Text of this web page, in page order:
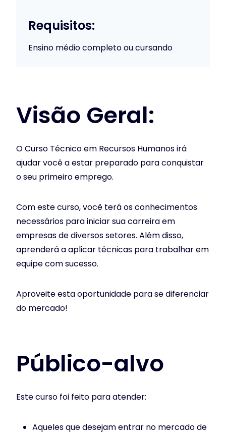
Requisitos:
Ensino médio completo ou cursando
Visão Geral:
O Curso Técnico em Recursos Humanos irá
ajudar você a estar preparado para conquistar
o seu primeiro emprego.
Com este curso, você terá os conhecimentos
necessários para iniciar sua carreira em
empresas de diversos setores. Além disso,
aprenderá a aplicar técnicas para trabalhar em
equipe com sucesso.
Aproveite esta oportunidade para se diferenciar
do mercado!
Público-alvo
Este curso foi feito para atender:
Aqueles que desejam entrar no mercado de